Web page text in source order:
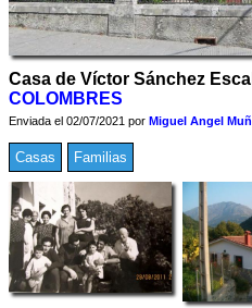
Casa de Víctor Sánchez
COLOMBRES
Enviada el 02/07/2021 por Miguel Angel
Casas Familias